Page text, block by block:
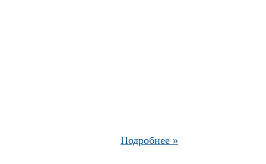
Подробнее »